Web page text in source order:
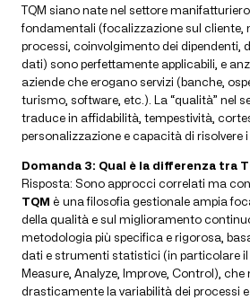
TQM siano nate nel settore
fondamentali (focalizzazione sul cliente,
processi, coinvolgimento dei dipendenti,
dati) sono perfettamente applicabili, e
aziende che erogano servizi (banche,
turismo, software, etc.). La “qualità” nel
traduce in affidabilità, tempestività,
personalizzazione e capacità di risolvere
Domanda 3: Qual è la differenza tra
Risposta: Sono approcci correlati ma
TQM è una filosofia gestionale ampia
della qualità e sul miglioramento
metodologia più specifica e rigorosa,
dati e strumenti statistici (in particolare il
Measure, Analyze, Improve, Control),
drasticamente la variabilità dei processi